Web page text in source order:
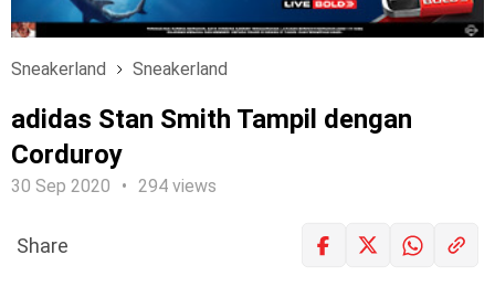
Sneakerland Sneakerland
adidas Stan Smith Tampil dengan
Corduroy
30 Sep 2020 294 views
Share